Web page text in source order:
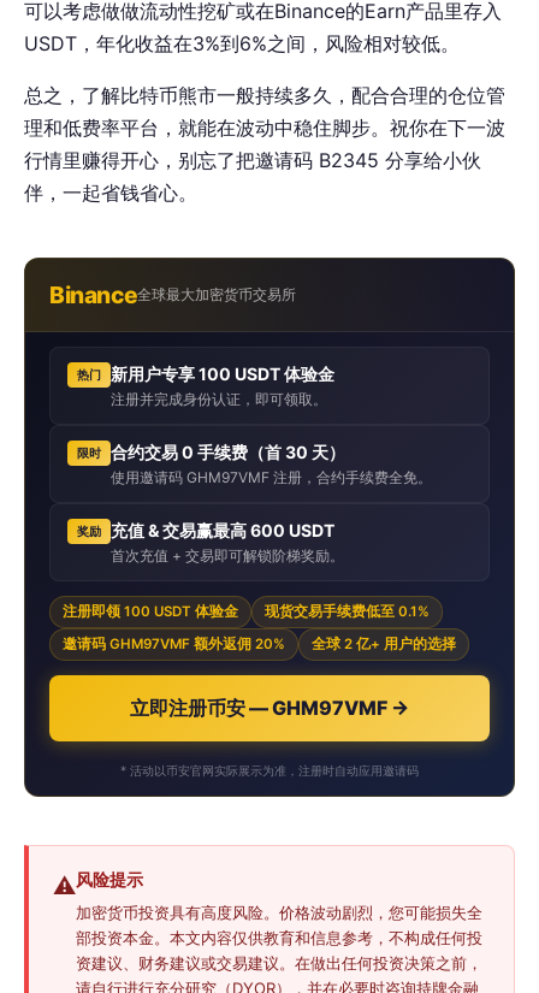
可以考虑做做流动性挖矿或在Binance的Earn产品里存入
USDT，年化收益在3%到6%之间，风险相对较低。
总之，了解比特币熊市一般持续多久，配合合理的仓位管
理和低费率平台，就能在波动中稳住脚步。祝你在下一波
行情里赚得开心，别忘了把邀请码 B2345 分享给小伙
伴，一起省钱省心。
Binance全球最大加密货币交易所
热门 新用户专享 100 USDT 体验金
注册并完成身份认证，即可领取。
限时 合约交易 0 手续费（首 30 天）
使用邀请码 GHM97VMF 注册，合约手续费全免。
奖励 充值 & 交易赢最高 600 USDT
首次充值 + 交易即可解锁阶梯奖励。
注册即领 100 USDT 体验金
现货交易手续费低至 0.1%
邀请码 GHM97VMF 额外返佣 20%
全球 2 亿+ 用户的选择
立即注册币安 — GHM97VMF →
* 活动以币安官网实际展示为准，注册时自动应用邀请码
⚠️风险提示
加密货币投资具有高度风险。价格波动剧烈，您可能损失全
部投资本金。本文内容仅供教育和信息参考，不构成任何投
资建议、财务建议或交易建议。在做出任何投资决策之前，
请自行进行充分研究（DYOR），并在必要时咨询持牌金融